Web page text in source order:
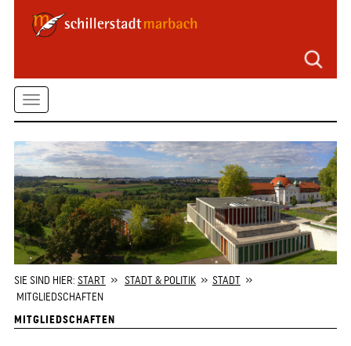
Seitenbereiche
springen
Zum
Inhalt
springen
Kontaktformular
springen
Zur
Startseite
springen
Toggle
SIE SIND HIER: START» STADT & POLITIK» STADT»
MITGLIEDSCHAFTEN
MITGLIEDSCHAFTEN